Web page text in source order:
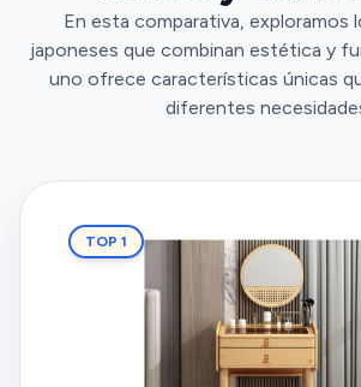
En esta comparativa, exploramos
japoneses que combinan estética y
uno ofrece características únicas
diferentes
TOP 1